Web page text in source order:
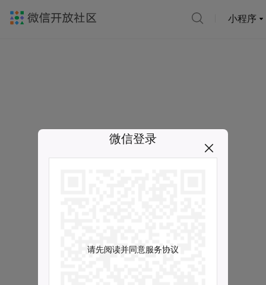
小程序
微信登录
请先阅读并同意服务协议